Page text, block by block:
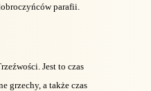
parafii.
Jest to czas
grzechy, a także czas